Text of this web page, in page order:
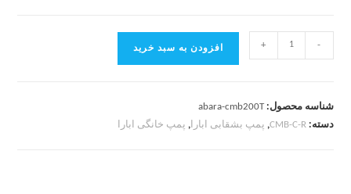
-
+ افزودن به سبد خرید
شناسه محصول:abara-cmb200T
دسته:CMB-C-R
, پمپ بشقابی ابارا, پمپ خانگی ابارا